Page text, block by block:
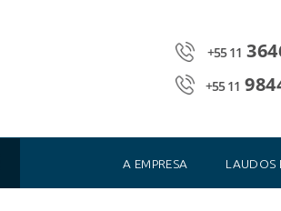
+55 11
+55 11
A EMPRESA LAUDOS